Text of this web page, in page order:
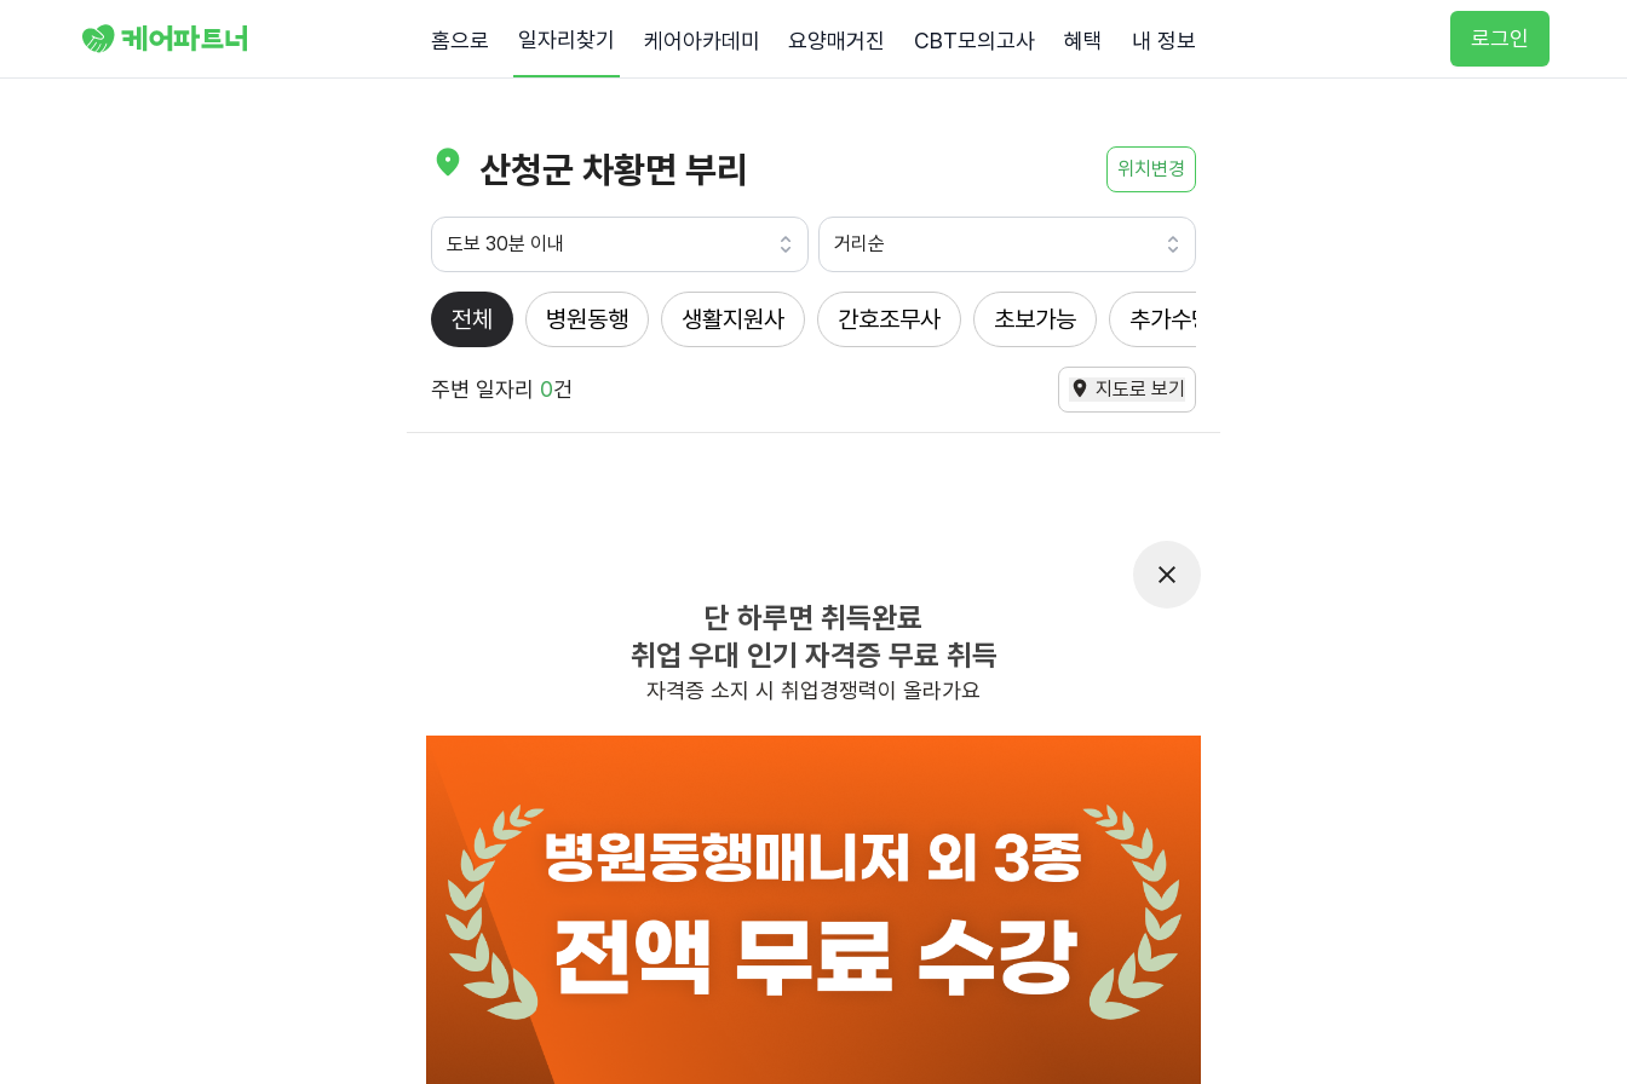
홈으로 일자리찾기 케어아카데미 요양매거진 CBT모의고사 혜택 내 정보 로그인
산청군 차황면 부리 위치변경
도보 30분 이내 거리순
전체 병원동행 생활지원사 간호조무사 초보가능 추가수당
주변 일자리 0건 지도로 보기
찾으시는 조건의 일자리가 없습니다
더욱더 노력하는 케어파트너가 되겠습니다.
단 하루면 취득완료
취업 우대 인기 자격증 무료 취득
자격증 소지 시 취업경쟁력이 올라가요